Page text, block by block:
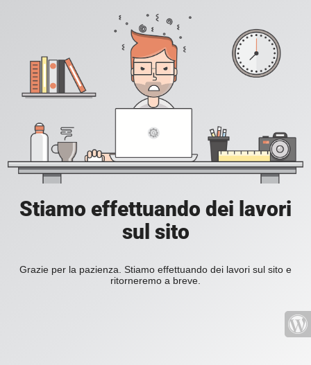
Stiamo effettuando dei lavori
sul sito
Grazie per la pazienza. Stiamo effettuando dei lavori sul sito e
ritorneremo a breve.